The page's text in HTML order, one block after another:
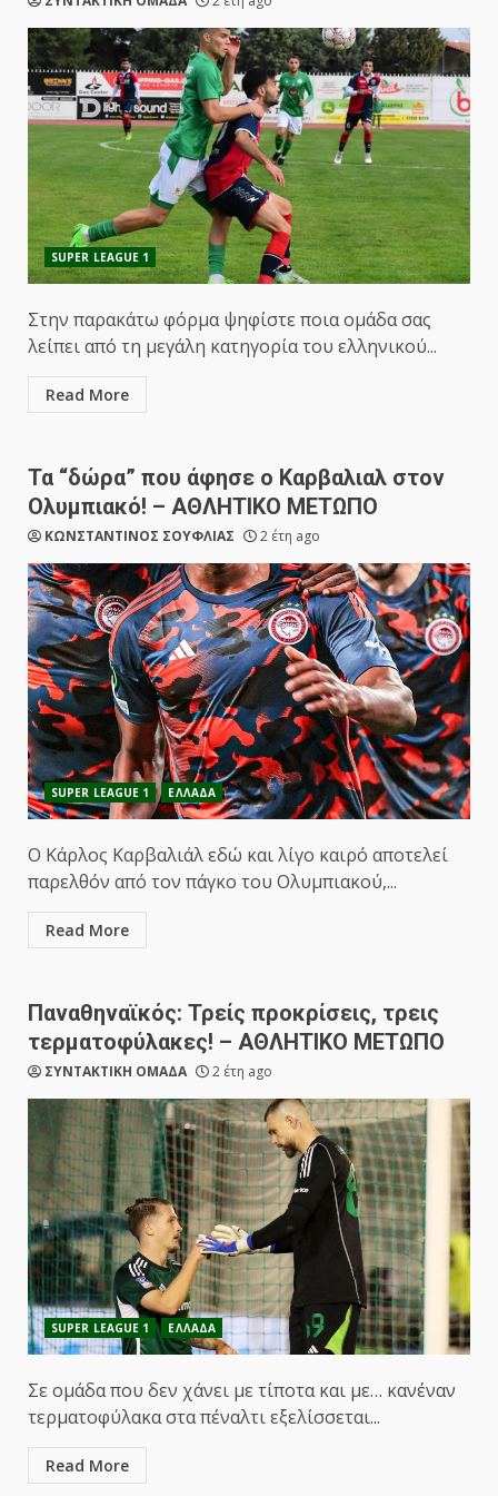
SUPER LEAGUE 1
Στην παρακάτω φόρμα ψηφίστε ποια ομάδα σας
λείπει από τη μεγάλη κατηγορία του ελληνικού...
Read More
Τα “δώρα” που άφησε ο Καρβαλιαλ στον
Ολυμπιακό! – ΑΘΛΗΤΙΚΟ ΜΕΤΩΠΟ
ΚΩΝΣΤΑΝΤΙΝΟΣ ΣΟΥΦΛΙΑΣ 2 έτη ago
SUPER LEAGUE 1 ΕΛΛΑΔΑ
Ο Κάρλος Καρβαλιάλ εδώ και λίγο καιρό αποτελεί
παρελθόν από τον πάγκο του Ολυμπιακού,...
Read More
Παναθηναϊκός: Τρείς προκρίσεις, τρεις
τερματοφύλακες! – ΑΘΛΗΤΙΚΟ ΜΕΤΩΠΟ
ΣΥΝΤΑΚΤΙΚΗ ΟΜΑΔΑ 2 έτη ago
SUPER LEAGUE 1 ΕΛΛΑΔΑ
Σε ομάδα που δεν χάνει με τίποτα και με… κανέναν
τερματοφύλακα στα πέναλτι εξελίσσεται...
Read More